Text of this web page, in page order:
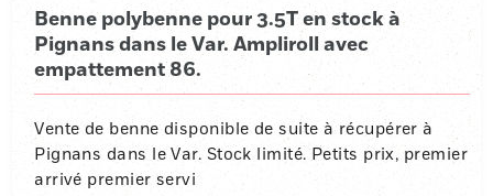
Benne polybenne pour 3.5T en stock à
Pignans dans le Var. Ampliroll avec
empattement 86.
Vente de benne disponible de suite à récupérer à
Pignans dans le Var. Stock limité. Petits prix, premier
arrivé premier servi